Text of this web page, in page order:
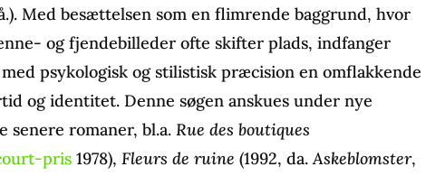
Med besættelsen som en flimrende baggrund, hvor
og fjendebilleder ofte skifter plads, indfanger
psykologisk og stilistisk præcision en omflakkende
og identitet. Denne søgen anskues under nye
senere romaner, bl.a.Rue des boutiques
pris 1978),Fleurs de ruine (1992, da.Askeblomster,